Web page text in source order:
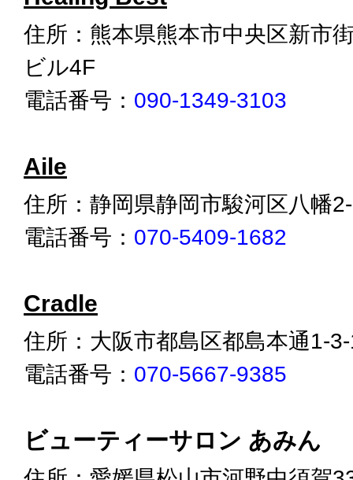
住所：熊本県熊本市中央区新市
ビル4F
電話番号： 090-1349-3103
Aile
住所：静岡県静岡市駿河区八幡
電話番号： 070-5409-1682
Cradle
住所：大阪市都島区都島本通1-
電話番号： 070-5667-9385
ビューティーサロン あみん